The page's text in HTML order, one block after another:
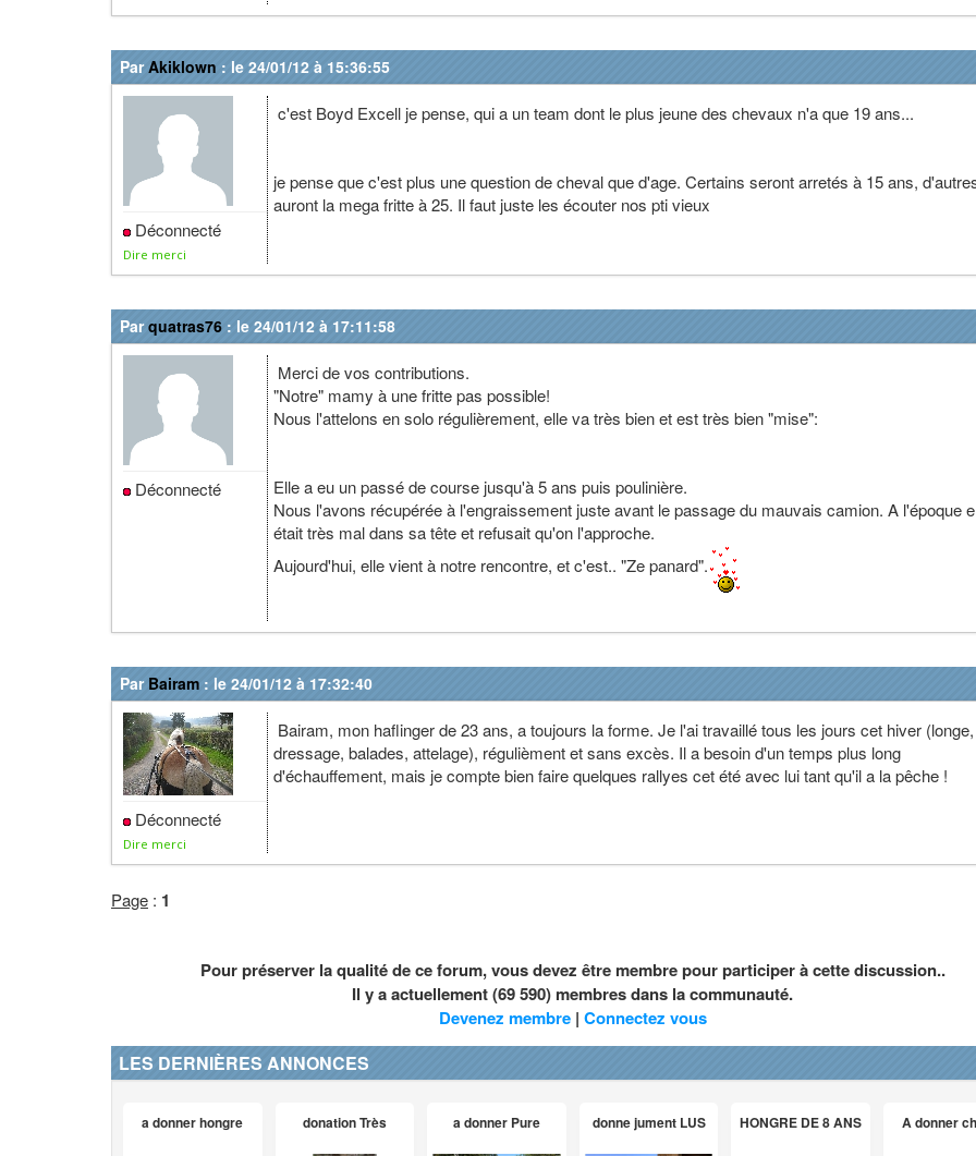
ParAkiklown : le 24/01/12 à 15:36:55
Déconnecté
Dire merci
c'est Boyd Excell je pense, qui a un team dont le plus jeune des chevaux n'a que 19 ans...
je pense que c'est plus une question de cheval que d'age. Certains seront arretés à 15 ans,
auront la mega fritte à 25. Il faut juste les écouter nos pti vieux
Parquatras76 : le 24/01/12 à 17:11:58
Déconnecté
Merci de vos contributions.
"Notre" mamy à une fritte pas possible!
Nous l'attelons en solo régulièrement, elle va très bien et est très bien "mise":
Elle a eu un passé de course jusqu'à 5 ans puis poulinière.
Nous l'avons récupérée à l'engraissement juste avant le passage du mauvais camion. A l'époque
était très mal dans sa tête et refusait qu'on l'approche.
Aujourd'hui, elle vient à notre rencontre, et c'est.. "Ze panard".
Par Bairam : le 24/01/12 à 17:32:40
Déconnecté
Dire merci
Bairam, mon haflinger de 23 ans, a toujours la forme. Je l'ai travaillé tous les jours cet hiver (longe,
dressage, balades, attelage), régulièment et sans excès. Il a besoin d'un temps plus long
d'échauffement, mais je compte bien faire quelques rallyes cet été avec lui tant qu'il a la pêche !
Page : 1
Pour préserver la qualité de ce forum, vous devez être membre pour participer à cette discussion..
Il y a actuellement (69 590) membres dans la communauté.
Devenez membre| Connectez vous
LES DERNIÈRES ANNONCES
a donner hongre donation Très a donner Pure donne jument LUS HONGRE DE 8 ANS A donner